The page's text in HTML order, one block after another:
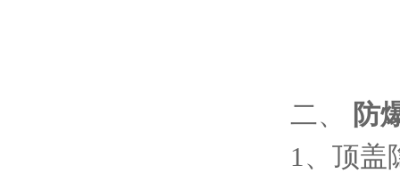
二、
防
1、顶盖